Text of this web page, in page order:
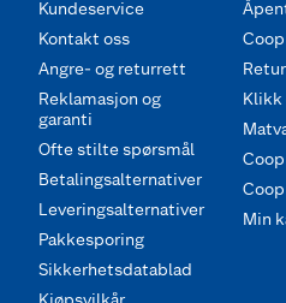
Kundeservice
Kontakt oss
Angre- og returrett
Reklamasjon og
garanti
Ofte stilte spørsmål
Betalingsalternativer
Leveringsalternativer
Pakkesporing
Sikkerhetsdatablad
Klikk
Min